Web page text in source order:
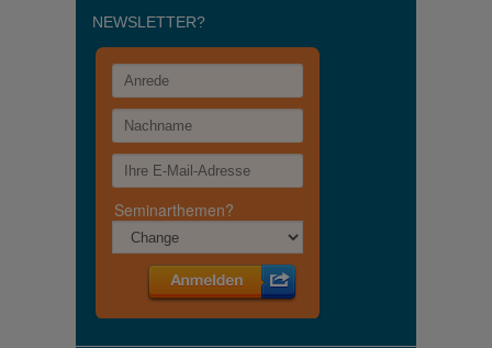
NEWSLETTER?